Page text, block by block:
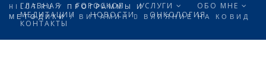
ГЛАВНАЯ ГОРОСКОП УСЛУГИ
ОБО МНЕ
МЕДИТАЦИИ
НОВОСТИ
ОНКОЛОГИЯ
КОНТАКТЫ
HILOT.RU/ ПРОГРАММЫ И
МЕТОДИКИ/ ВИТАМИН D ВЛИЯНИЕ НА КОВИД